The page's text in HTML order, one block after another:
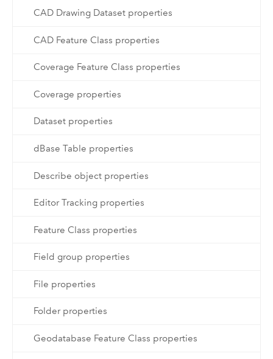
CAD Drawing Dataset properties
CAD Feature Class properties
Coverage Feature Class properties
Coverage properties
Dataset properties
dBase Table properties
Describe object properties
Editor Tracking properties
Feature Class properties
Field group properties
File properties
Folder properties
Geodatabase Feature Class properties